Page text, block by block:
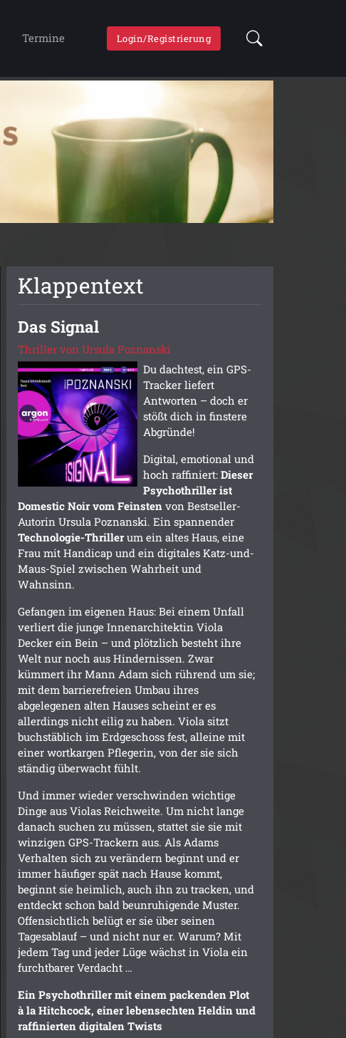
Termine Login/Registrierung
Klappentext
Das Signal
Thriller von Ursula Poznanski
Du dachtest, ein GPS-
Tracker liefert
Antworten – doch er
stößt dich in finstere
Abgründe!
Digital, emotional und
hoch raffiniert: Dieser
Psychothriller ist
Domestic Noir vom Feinsten von Bestseller-
Autorin Ursula Poznanski. Ein spannender
Technologie-Thrillerum ein altes Haus, eine
Frau mit Handicap und ein digitales Katz-und-
Maus-Spiel zwischen Wahrheit und
Wahnsinn.
Gefangen im eigenen Haus: Bei einem Unfall
verliert die junge Innenarchitektin Viola
Decker ein Bein – und plötzlich besteht ihre
Welt nur noch aus Hindernissen. Zwar
kümmert ihr Mann Adam sich rührend um sie;
mit dem barrierefreien Umbau ihres
abgelegenen alten Hauses scheint er es
allerdings nicht eilig zu haben. Viola sitzt
buchstäblich im Erdgeschoss fest, alleine mit
einer wortkargen Pflegerin, von der sie sich
ständig überwacht fühlt.
Und immer wieder verschwinden wichtige
Dinge aus Violas Reichweite. Um nicht lange
danach suchen zu müssen, stattet sie sie mit
winzigen GPS-Trackern aus. Als Adams
Verhalten sich zu verändern beginnt und er
immer häufiger spät nach Hause kommt,
beginnt sie heimlich, auch ihn zu tracken, und
entdeckt schon bald beunruhigende Muster.
Offensichtlich belügt er sie über seinen
Tagesablauf – und nicht nur er. Warum? Mit
jedem Tag und jeder Lüge wächst in Viola ein
furchtbarer Verdacht …
Ein Psychothriller mit einem packenden Plot
à la Hitchcock, einer lebensechten Heldin und
raffinierten digitalen Twists